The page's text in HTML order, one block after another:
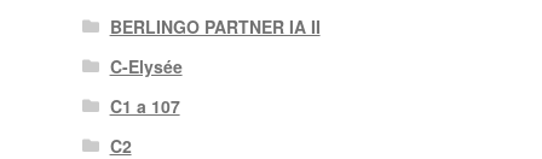
BERLINGO PARTNER IA II
C-Elysée
C1 a 107
C2